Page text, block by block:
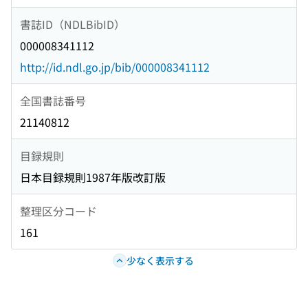
書誌ID（NDLBibID）
000008341112
http://id.ndl.go.jp/bib/000008341112
全国書誌番号
21140812
目録規則
日本目録規則1987年版改訂版
整理区分コード
161
少なく表示する